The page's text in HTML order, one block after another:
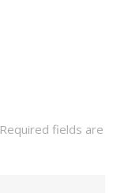
Required fields are